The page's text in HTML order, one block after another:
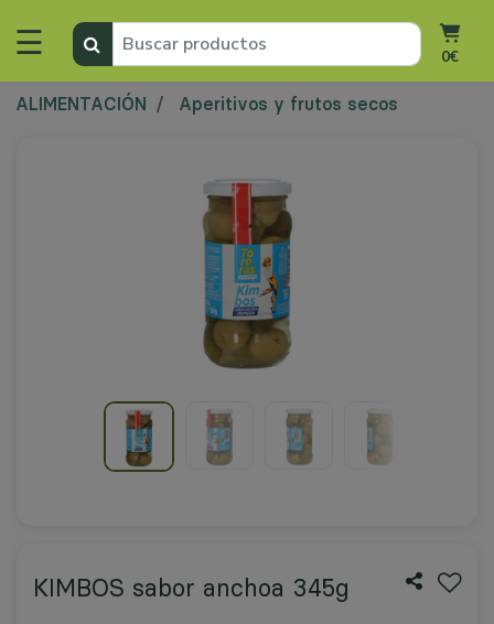
0€
☰
ALIMENTACIÓN Aperitivos y frutos secos
KIMBOS sabor anchoa 345g